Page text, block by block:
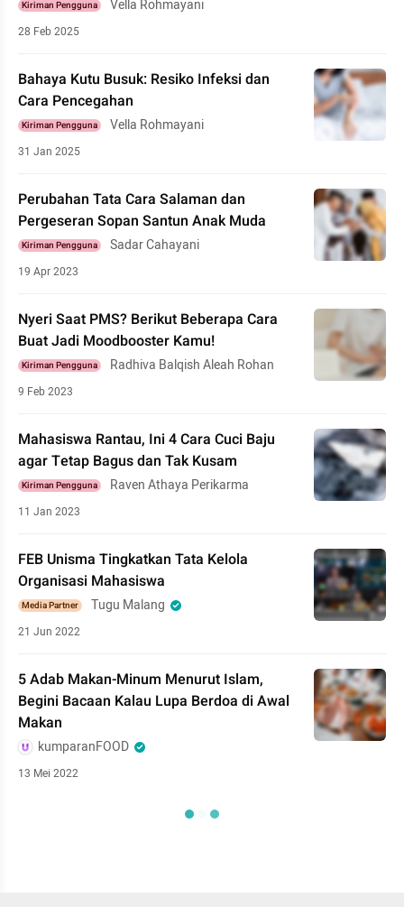
Kiriman Pengguna Vella Rohmayani
28 Feb 2025
Bahaya Kutu Busuk: Resiko Infeksi dan
Cara Pencegahan
Kiriman Pengguna Vella Rohmayani
31 Jan 2025
Perubahan Tata Cara Salaman dan
Pergeseran Sopan Santun Anak Muda
Kiriman Pengguna Sadar Cahayani
19 Apr 2023
Nyeri Saat PMS? Berikut Beberapa Cara
Buat Jadi Moodbooster Kamu!
Kiriman Pengguna Radhiva Balqish Aleah Rohan
9 Feb 2023
Mahasiswa Rantau, Ini 4 Cara Cuci Baju
agar Tetap Bagus dan Tak Kusam
Kiriman Pengguna Raven Athaya Perikarma
11 Jan 2023
FEB Unisma Tingkatkan Tata Kelola
Organisasi Mahasiswa
Media Partner Tugu Malang
21 Jun 2022
5 Adab Makan-Minum Menurut Islam,
Begini Bacaan Kalau Lupa Berdoa di Awal
Makan
kumparanFOOD
13 Mei 2022